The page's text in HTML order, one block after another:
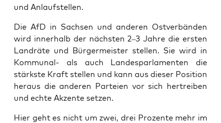
und Anlaufstellen.
Die AfD in Sach­sen und ande­ren Ost­ver­bän­den
wird inner­halb der nächs­ten 2–3 Jah­re die ers­ten
Land­rä­te und Bür­ger­meis­ter stel­len. Sie wird in
Kom­mu­nal- als auch Lan­des­par­la­men­ten die
stärks­te Kraft stel­len und kann aus die­ser Posi­ti­on
her­aus die ande­ren Par­tei­en vor sich her­trei­ben
und ech­te Akzen­te setzen.
Hier geht es nicht um zwei, drei Pro­zen­te mehr im